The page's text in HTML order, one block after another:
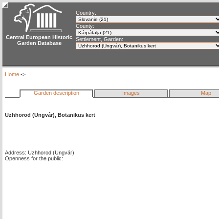
Central European Historic
Garden Database
Country:
County:
Settlement, Garden:
Home ->
Garden description Images Map
Uzhhorod (Ungvár), Botanikus kert
Address: Uzhhorod (Ungvár)
Openness for the public: